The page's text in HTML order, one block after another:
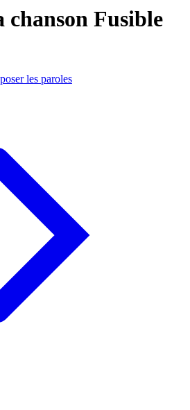
chanson Fusible
les paroles